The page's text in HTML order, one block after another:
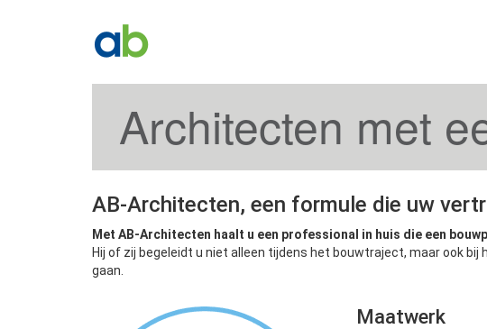
Architecten met
AB-Architecten, een formule die uw
Met AB-Architecten haalt u een professional in huis die een
Hij of zij begeleidt u niet alleen tijdens het bouwtraject, maar ook
gaan.
Maatwerk